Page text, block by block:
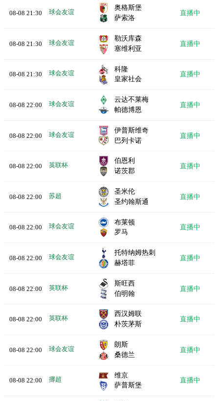
08-08 21:30 球会友谊
奥格斯堡
萨索洛
直播中
08-08 21:30 球会友谊
勒沃库森
塞维利亚
直播中
08-08 21:30 球会友谊
科隆
皇家社会
直播中
08-08 22:00 球会友谊
云达不莱梅
帕德博恩
直播中
08-08 22:00 球会友谊
伊普斯维奇
巴列卡诺
直播中
08-08 22:00 英联杯
伯恩利
诺茨郡
直播中
08-08 22:00 苏超
圣米伦
圣约翰斯通
直播中
08-08 22:00 球会友谊
布莱顿
罗马
直播中
08-08 22:00 球会友谊
托特纳姆热刺
赫塔菲
直播中
08-08 22:00 英联杯
斯旺西
伯明翰
直播中
08-08 22:00 英联杯
西汉姆联
朴茨茅斯
直播中
08-08 22:00 球会友谊
朗斯
桑德兰
直播中
08-08 22:00 挪超
维京
萨普斯堡
直播中